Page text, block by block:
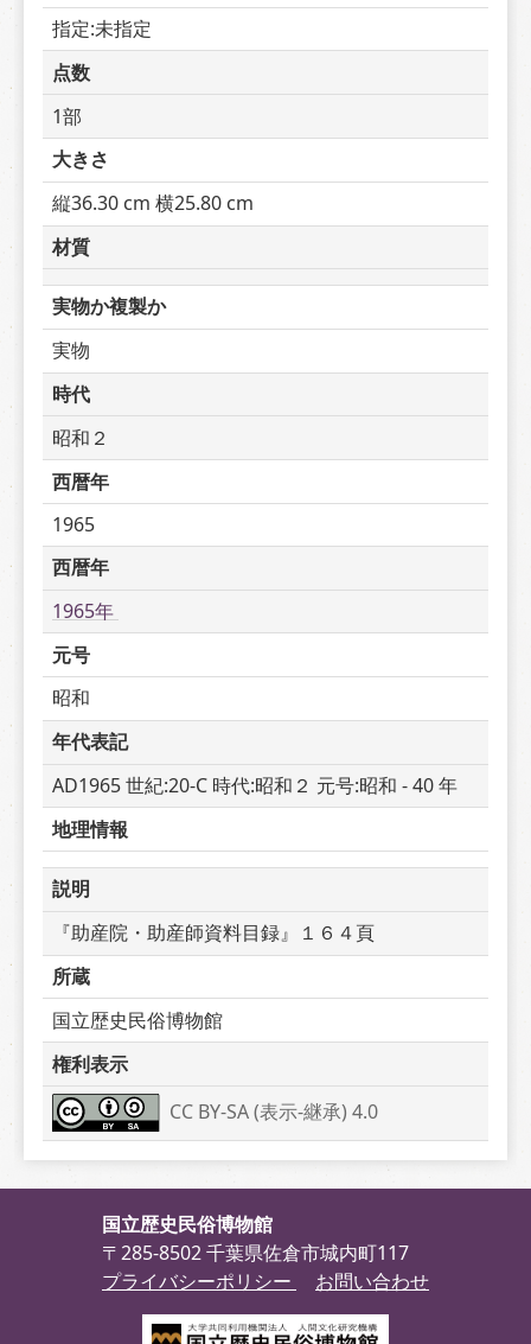
指定:未指定
点数
1部
大きさ
縦36.30 cm 横25.80 cm
材質
実物か複製か
実物
時代
昭和２
西暦年
1965
西暦年
1965年
元号
昭和
年代表記
AD1965 世紀:20-C 時代:昭和２ 元号:昭和 - 40 年
地理情報
説明
『助産院・助産師資料目録』１６４頁
所蔵
国立歴史民俗博物館
権利表示
CC BY-SA (表示-継承) 4.0
国立歴史民俗博物館
〒285-8502 千葉県佐倉市城内町117
プライバシーポリシー
お問い合わせ